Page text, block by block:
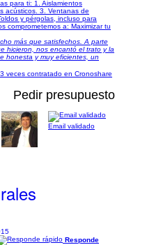
para ti: 1. Aislamientos
acústicos. 3. Ventanas de
y pérgolas, incluso para
comprometemos a: Maximizar tu
más que satisfechos. A parte
hicieron, nos encantó el trato y la
honesta y muy eficientes, un
veces contratado en Cronoshare
Pedir presupuesto
Email validado
Responde